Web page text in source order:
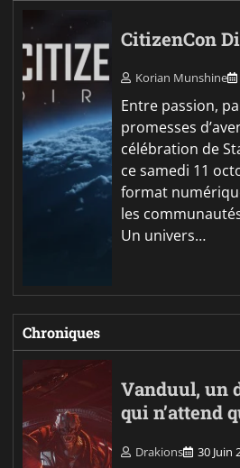
CitizenCon
Korian Munshine
Entre passion,
promesses
célébration de
ce samedi 11
format
les
Un univers…
Chroniques
Vanduul, un
qui n’attend
Drakions 30 Juin